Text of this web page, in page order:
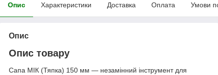
Опис Характеристики Доставка Оплата Умови
Опис
Опис товару
Сапа МІК (Тяпка) 150 мм — незамінний інструмент для